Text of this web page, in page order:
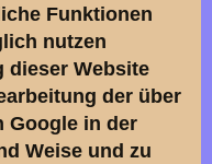
Funktionen
nutzen
dieser Website
der über
Google in der
Weise und zu